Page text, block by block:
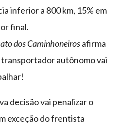
inferior a 800 km, 15% em
final.
dos Caminhoneirosafirma
transportador autônomo vai
decisão vai penalizar o
exceção do frentista